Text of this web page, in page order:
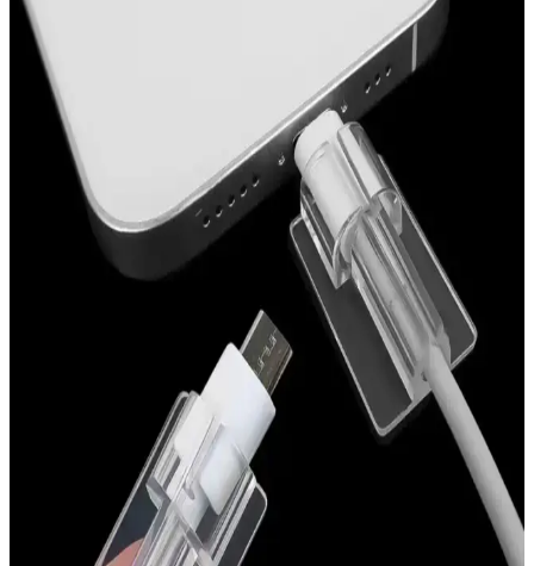
Air Fryer İçin Silikon Kaplamalar: Kullanım,
Temizlik ve Tat Sorunlarının Detaylı İncelenmesi
Air fryer silikon kaplamalarının malzeme özellikleri, temizlik
yöntemleri ve tat sorunlarının nedenleri detaylıca incelenmiştir.
Doğru bakım ve uygun deterjan seçimi ile kullanım kolaylığı
sağlanır.
Deliksiz Göbek Piercing Alternatifleri: Estetik ve
Konfor Sunan Çözüm Seçenekleri
Deliksiz göbek piercing alternatifleri, silikon halkalar, yapışkanlı ve
klipsli ürünler ile metal seçenekler sunar. Bu çözümler estetik ve
konforu bir arada sağlar, hijyen ve cilt sağlığına dikkat edilmelidir.
Silikon Topukluklar ile Ayakta Rahatlık ve Destek
Silikon malzemeden yapılan topukluklar, ayak konforunu artırır,
ayak sağlığını destekler ve uzun süre ayakta kalanlara rahatlık sağlar.
Doğru kullanım ve bakım ile günlük yaşam kalitenizi yükseltir.
Fibaks Redmi Note 11 Kılıfı: Şıklık ve Koruma
Sunan Yüksek Kaliteli Silikon Kılıf